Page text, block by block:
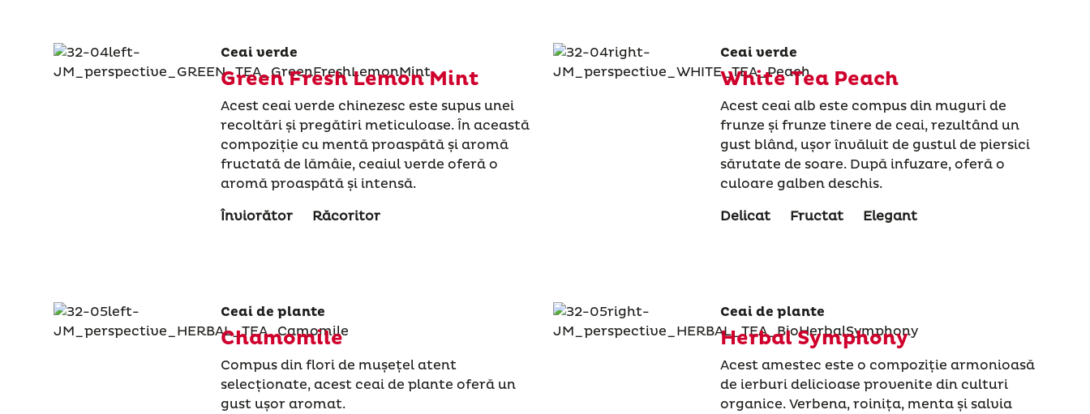
Ceai verde
Green Fresh Lemon Mint
Acest ceai verde chinezesc este supus unei
recoltări și pregătiri meticuloase. În această
compoziție cu mentă proaspătă și aromă
fructată de lămâie, ceaiul verde oferă o
aromă proaspătă și intensă.
Înviorător
Răcoritor
Ceai verde
White Tea Peach
Acest ceai alb este compus din muguri de
frunze și frunze tinere de ceai, rezultând un
gust blând, ușor învăluit de gustul de piersici
sărutate de soare. După infuzare, oferă o
culoare galben deschis.
Delicat
Fructat Elegant
Ceai de plante
Chamomile
Compus din flori de mușețel atent
selecționate, acest ceai de plante oferă un
gust ușor aromat.
Ceai de plante
Herbal Symphony
Acest amestec este o compoziție armonioasă
de ierburi delicioase provenite din culturi
organice. Verbena, roinița, menta și salvia